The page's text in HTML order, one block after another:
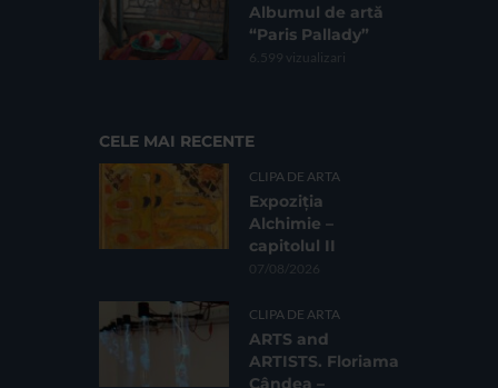
Albumul de artă
“Paris Pallady”
6.599 vizualizari
CELE MAI RECENTE
CLIPA DE ARTA
Expoziția
Alchimie –
capitolul II
07/08/2026
CLIPA DE ARTA
ARTS and
ARTISTS. Floriama
Cândea –